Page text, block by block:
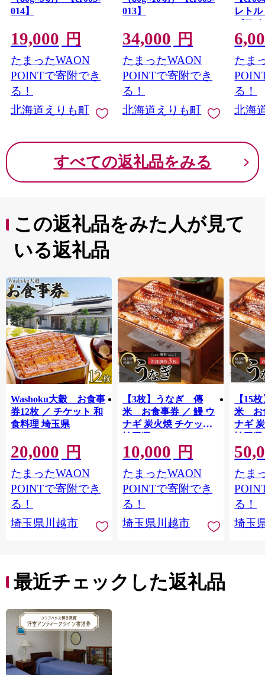
014】
19,000 円
たまったWAON
POINTで寄附でき
る！
北海道えりも町
013】
34,000 円
たまったWAON
POINTで寄附でき
る！
北海道えりも町
レト
ズワ
いが
大ズワ
ニ 大
がに
いが
イ 蟹
常温配
たま
る！
北海
すべての返礼品をみる
この返礼品をみた人が見て
いる返礼品
Washoku大穀 お食事
券12枚 ／ チケット 和
食料理 埼玉県
20,000 円
たまったWAON
POINTで寄附でき
る！
埼玉県川越市
【3枚】うなぎ 傳
米 お食事券 ／ 鰻 ウ
ナギ 炭火焼 チケット
埼玉県
10,000 円
たまったWAON
POINTで寄附でき
る！
埼玉県川越市
【15
米 お
ナギ
埼玉県
たま
る！
埼玉
最近チェックした返礼品